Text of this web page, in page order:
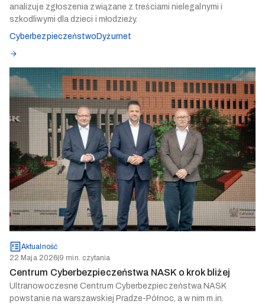
analizuje zgłoszenia związane z treściami nielegalnymi i
szkodliwymi dla dzieci i młodzieży.
Cyberbezpieczeństwo Dyżurnet
Aktualność
22 Maja 2026 9 min. czytania
Centrum Cyberbezpieczeństwa NASK o krok bliżej
Ultranowoczesne Centrum Cyberbezpieczeństwa NASK
powstanie na warszawskiej Pradze-Północ, a w nim m.in.